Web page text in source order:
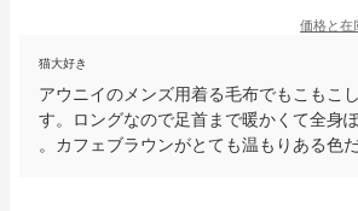
価格と在
猫大好き
アウニイのメンズ用着る毛布でもこもこ
す。ロングなので足首まで暖かくて全身
。カフェブラウンがとても温もりある色